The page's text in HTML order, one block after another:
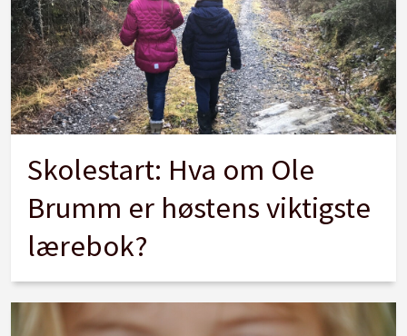
Skolestart: Hva om Ole
Brumm er høstens viktigste
lærebok?